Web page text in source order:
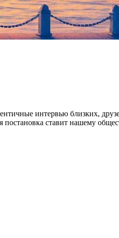
интервью близких,
постановка ставит нашему